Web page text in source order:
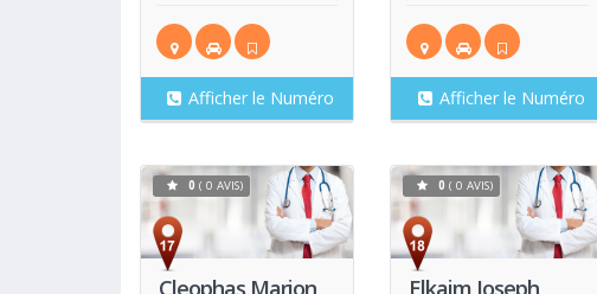
Afficher le Numéro Afficher le Numéro
Cleophas Marion
Voir
0 ( 0 AVIS)
Elkaim Joseph
Voir
Fiche
0( 0 AVIS)
Fiche